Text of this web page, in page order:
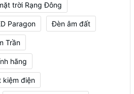
trời Rạng Đông
Paragon Đèn âm đất
Trần
hãng
kiệm điện